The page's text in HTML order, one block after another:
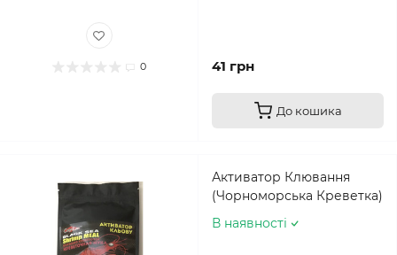
0 41 грн
До кошика
Активатор Клювання
(Чорноморська Креветка)
В наявності